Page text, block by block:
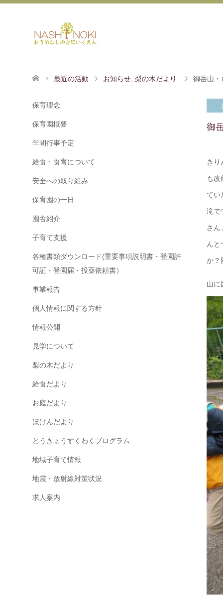
最近の活動 お知らせ 梨の木だより 御岳山
御
きり
も改
てい
滝で
さん
んと
か？
山に
保育理念
保育園概要
年間行事予定
給食・食育について
安全への取り組み
保育園の一日
園舎紹介
子育て支援
各種書類ダウンロード(重要事項説明書・登園許
可証・登園届・投薬依頼書）
事業報告
個人情報に関する方針
情報公開
見学について
梨の木だより
給食だより
お庭だより
ほけんだより
とうきょうすくわくプログラム
地域子育て情報
地震・放射線対策状況
求人案内